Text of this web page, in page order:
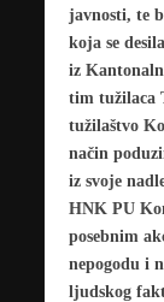
javnosti, te
koja se
iz
tim tužilaca
tužilaštvo
način
iz svoje
HNK PU
posebnim
nepogodu i
ljudskog